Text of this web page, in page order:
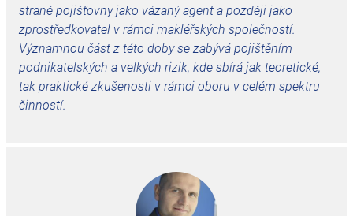
straně pojišťovny jako vázaný agent a později jako
zprostředkovatel v rámci makléřských společností.
Významnou část z této doby se zabývá pojištěním
podnikatelských a velkých rizik, kde sbírá jak teoretické,
tak praktické zkušenosti v rámci oboru v celém spektru
činností.